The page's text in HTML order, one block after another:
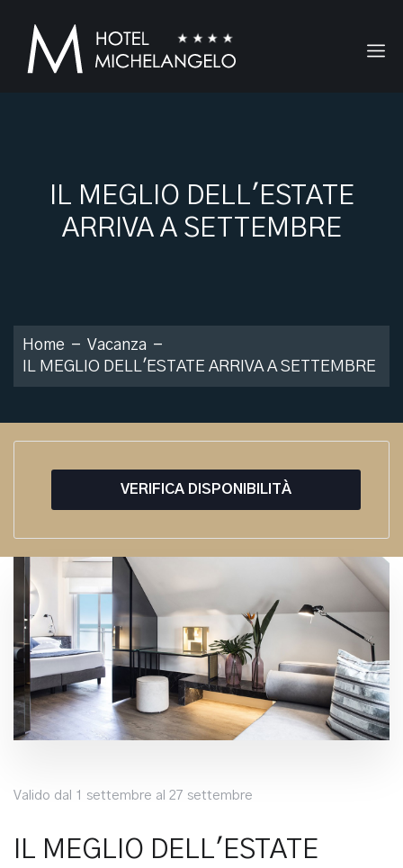
IL MEGLIO DELL'ESTATE
ARRIVA A SETTEMBRE
Home
Vacanza
IL MEGLIO DELL'ESTATE ARRIVA A SETTEMBRE
VERIFICA DISPONIBILITÀ
Valido dal 1 settembre al 27 settembre
IL MEGLIO DELL'ESTATE